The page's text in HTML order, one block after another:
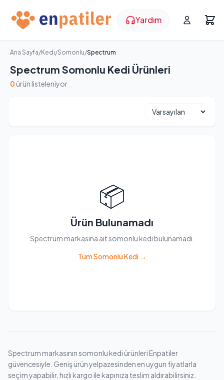
Yardım
Ana Sayfa/Kedi/Somonlu/Spectrum
Spectrum Somonlu Kedi Ürünleri
0 ürün listeleniyor
📦
Ürün Bulunamadı
Spectrum markasına ait somonlu kedi bulunamadı.
Tüm Somonlu Kedi →
Spectrum markasının somonlu kedi ürünleri Enpatiler
güvencesiyle. Geniş ürün yelpazesinden en uygun fiyatlarla
seçim yapabilir, hızlı kargo ile kapınıza teslim aldırabilirsiniz.